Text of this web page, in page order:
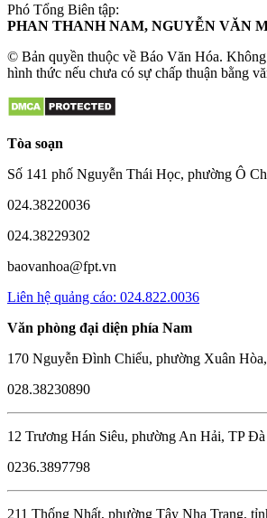
Phó Tổng Biên tập:
PHAN THANH NAM, NGUYỄN VĂN
© Bản quyền thuộc về Báo Văn Hóa.
hình thức nếu chưa có sự chấp thuận bằng
Tòa soạn
Số 141 phố Nguyễn Thái Học, phường Ô
024.38220036
024.38229302
baovanhoa@fpt.vn
Liên hệ quảng cáo: 024.822.0036
Văn phòng đại diện phía Nam
170 Nguyễn Đình Chiểu, phường Xuân
028.38230890
12 Trương Hán Siêu, phường An Hải, TP
0236.3897798
211 Thống Nhất, phường Tây Nha Trang,